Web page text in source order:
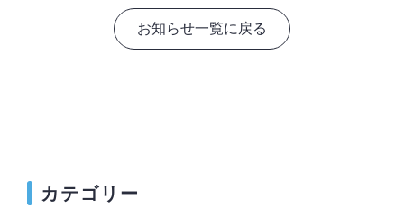
お知らせ一覧に戻る
カテゴリー